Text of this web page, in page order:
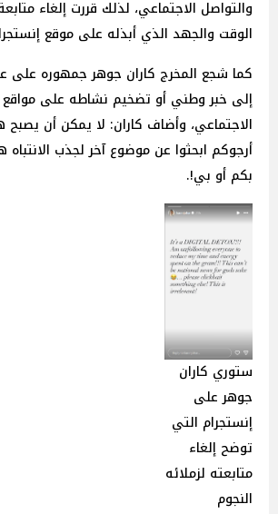
والتواصل الاجتماعي، لذلك قررت إلغاء
الوقت والجهد الذي أبذله على موقع
كما شجع المخرج كاران جوهر جمهوره على
إلى خبر وطني أو تضخيم نشاطه على مواقع
الاجتماعي، وأضاف كاران: لا يمكن أن يصبح
أرجوكم ابحثوا عن موضوع آخر لجذب
بكم أو بي!.
ستوري كاران
جوهر على
إنستجرام التي
توضح إلغاء
متابعته لزملائه
النجوم